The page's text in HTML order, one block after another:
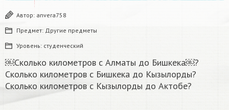
Автор: anvera758
Предмет: Другие предметы
Уровень: студенческий
￼Сколько километров с Алматы до Бишкека￼?
Сколько километров с Бишкека до Кызылорды?
Сколько километров с Кызылорды до Актобе?